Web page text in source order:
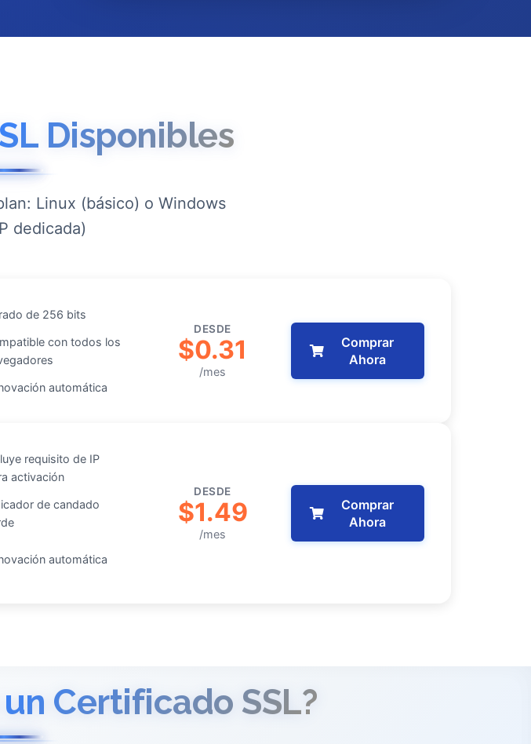
Disponibles
Linux (básico) o Windows
dedicada)
de 256 bits
con todos los
automática
DESDE
$0.31
/mes
Comprar
Ahora
requisito de IP
activación
de candado
automática
DESDE
$1.49
/mes
Comprar
Ahora
Certificado SSL?